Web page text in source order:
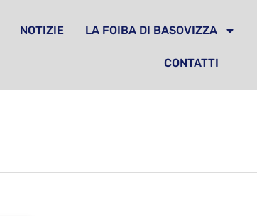
NOTIZIE LA FOIBA DI BASOVIZZA
CONTATTI